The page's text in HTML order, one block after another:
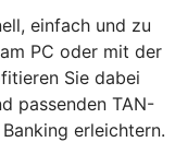
einfach und zu
PC oder mit der
Sie dabei
passenden TAN-
erleichtern.